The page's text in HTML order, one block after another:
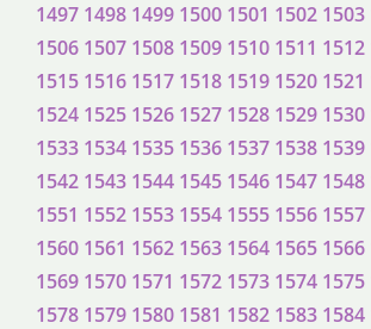
1497 1498 1499 1500 1501 1502 1503
1506 1507 1508 1509 1510 1511 1512
1515 1516 1517 1518 1519 1520 1521
1524 1525 1526 1527 1528 1529 1530
1533 1534 1535 1536 1537 1538 1539
1542 1543 1544 1545 1546 1547 1548
1551 1552 1553 1554 1555 1556 1557
1560 1561 1562 1563 1564 1565 1566
1569 1570 1571 1572 1573 1574 1575
1578 1579 1580 1581 1582 1583 1584